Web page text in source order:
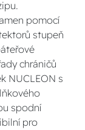
pomocí
stupeň
chráničů
NUCLEON s
spodní
pro